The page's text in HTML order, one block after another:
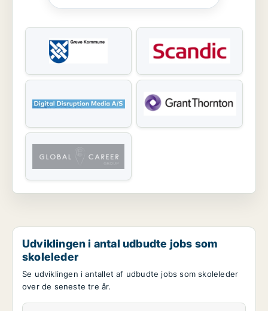
Udviklingen i antal udbudte jobs som
skoleleder
Se udviklingen i antallet af udbudte jobs som skoleleder
over de seneste tre år.